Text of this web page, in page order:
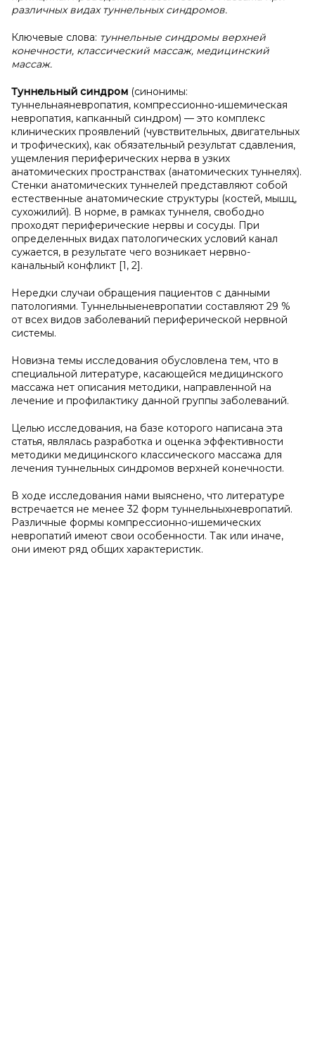
различных видах туннельных синдромов.
Ключевые слова: туннельные синдромы верхней
конечности, классический массаж, медицинский
массаж.
Туннельный синдром (синонимы:
туннельнаяневропатия, компрессионно-ишемическая
невропатия, капканный синдром) — это комплекс
клинических проявлений (чувствительных, двигательных
и трофических), как обязательный результат сдавления,
ущемления периферических нерва в узких
анатомических пространствах (анатомических туннелях).
Стенки анатомических туннелей представляют собой
естественные анатомические структуры (костей, мышц,
сухожилий). В норме, в рамках туннеля, свободно
проходят периферические нервы и сосуды. При
определенных видах патологических условий канал
сужается, в результате чего возникает нервно-
канальный конфликт [1, 2].
Нередки случаи обращения пациентов с данными
патологиями. Туннельныеневропатии составляют 29 %
от всех видов заболеваний периферической нервной
системы.
Новизна темы исследования обусловлена тем, что в
специальной литературе, касающейся медицинского
массажа нет описания методики, направленной на
лечение и профилактику данной группы заболеваний.
Целью исследования, на базе которого написана эта
статья, являлась разработка и оценка эффективности
методики медицинского классического массажа для
лечения туннельных синдромов верхней конечности.
В ходе исследования нами выяснено, что литературе
встречается не менее 32 форм туннельныхневропатий.
Различные формы компрессионно-ишемических
невропатий имеют свои особенности. Так или иначе,
они имеют ряд общих характеристик.